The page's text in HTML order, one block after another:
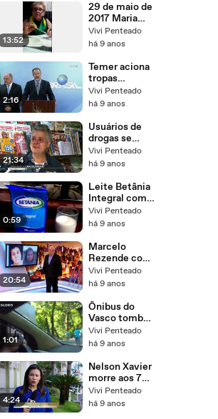
13:52
29 de maio de
2017 Maria
Lucia Simões
Vivi Penteado
há 9 anos
2:16
Temer aciona
tropas
federais para
proteger
ministérios
Vivi Penteado
há 9 anos
21:34
Usuários de
drogas se
dispersam
pelo Centro
policial
Vivi Penteado
há 9 anos
0:59
Leite Betânia
Integral com
suspeita de
contaminação
cáustica
Vivi Penteado
há 9 anos
20:54
Marcelo
Rezende com
câncer e
afirma “Nada
para Deus"
Vivi Penteado
há 9 anos
1:01
Ônibus do
Vasco tomba
e deixa 22
jogadores do
Vivi Penteado
há 9 anos
4:24
Nelson Xavier
morre aos 75
anos em
Uberlândia
Vivi Penteado
há 9 anos